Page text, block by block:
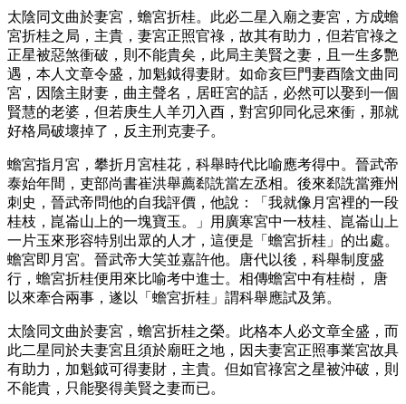
太陰同文曲於妻宮，蟾宮折桂。此必二星入廟之妻宮，方成蟾
宮折桂之局，主貴，妻宮正照官祿，故其有助力，但若官祿之
正星被惡煞衝破，則不能貴矣，此局主美賢之妻，且一生多艷
遇，本人文章令盛，加魁鉞得妻財。如命亥巨門妻酉陰文曲同
宮，因陰主財妻，曲主聲名，居旺宮的話，必然可以娶到一個
賢慧的老婆，但若庚生人羊刃入酉，對宮卯同化忌來衝，那就
好格局破壞掉了，反主刑克妻子。
蟾宮指月宮，攀折月宮桂花，科舉時代比喻應考得中。晉武帝
泰始年間，吏部尚書崔洪舉薦郄詵當左丞相。後來郄詵當雍州
刺史，晉武帝問他的自我評價，他說：「我就像月宮裡的一段
桂枝，崑崙山上的一塊寶玉。」用廣寒宮中一枝桂、崑崙山上
一片玉來形容特別出眾的人才，這便是「蟾宮折桂」的出處。
蟾宮即月宮。晉武帝大笑並嘉許他。唐代以後，科舉制度盛
行，蟾宮折桂便用來比喻考中進士。相傳蟾宮中有桂樹， 唐
以來牽合兩事，遂以「蟾宮折桂」謂科舉應試及第。
太陰同文曲於妻宮，蟾宮折桂之榮。此格本人必文章全盛，而
此二星同於夫妻宮且須於廟旺之地，因夫妻宮正照事業宮故具
有助力，加魁鉞可得妻財，主貴。但如官祿宮之星被沖破，則
不能貴，只能娶得美賢之妻而已。